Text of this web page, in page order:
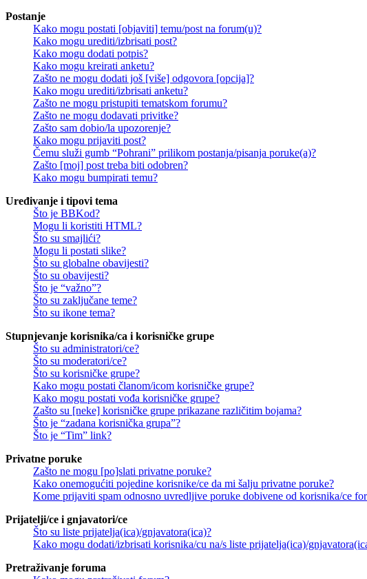
Postanje
Kako mogu postati [objaviti] temu/post na forum(u)?
Kako mogu urediti/izbrisati post?
Kako mogu dodati potpis?
Kako mogu kreirati anketu?
Zašto ne mogu dodati još [više] odgovora [opcija]?
Kako mogu urediti/izbrisati anketu?
Zašto ne mogu pristupiti tematskom forumu?
Zašto ne mogu dodavati privitke?
Zašto sam dobio/la upozorenje?
Kako mogu prijaviti post?
Čemu služi gumb “Pohrani” prilikom postanja/pisanja poruke(a)?
Zašto [moj] post treba biti odobren?
Kako mogu bumpirati temu?
Uređivanje i tipovi tema
Što je BBKod?
Mogu li koristiti HTML?
Što su smajlići?
Mogu li postati slike?
Što su globalne obavijesti?
Što su obavijesti?
Što je “važno”?
Što su zaključane teme?
Što su ikone tema?
Stupnjevanje korisnika/ca i korisničke grupe
Što su administratori/ce?
Što su moderatori/ce?
Što su korisničke grupe?
Kako mogu postati članom/icom korisničke grupe?
Kako mogu postati vođa korisničke grupe?
Zašto su [neke] korisničke grupe prikazane različitim bojama?
Što je “zadana korisnička grupa”?
Što je “Tim” link?
Privatne poruke
Zašto ne mogu [po]slati privatne poruke?
Kako onemogućiti pojedine korisnike/ce da mi šalju privatne poruke?
Kome prijaviti spam odnosno uvredljive poruke dobivene od korisnika/ce
Prijatelji/ce i gnjavatori/ce
Što su liste prijatelja(ica)/gnjavatora(ica)?
Kako mogu dodati/izbrisati korisnika/cu na/s liste prijatelja(ica)/
Pretraživanje foruma